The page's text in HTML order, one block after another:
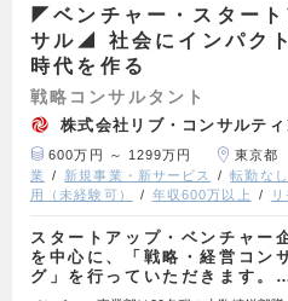
◤ベンチャー・スター
サル◢ 社会にインパク
時代を作る
戦略コンサルタント
株式会社リブ・コンサルテ
600万円 ～ 1299万円 東京都
業
新規事業・新サービス 転勤なし
用（未経験可）
年収600万以上
スタートアップ・ベンチャー
を中心に、「戦略・経営コン
グ」を行っていただきます。